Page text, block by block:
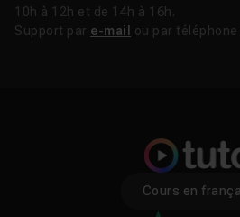
10h à 12h et de 14h à 16h.
Support par e-mail ou par téléphone
Cours en